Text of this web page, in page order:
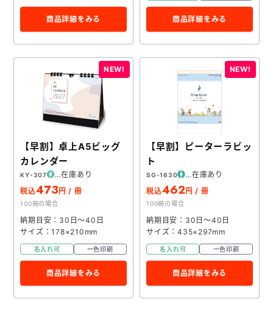
商品詳細をみる 商品詳細をみる
【早割】卓上A5ビッグ
カレンダー
KY-307
在庫あり
税込473 円 / 冊
100冊の場合
納期目安：30日～40日
サイズ：178×210mm
名入れ可 一色印刷
商品詳細をみる
【早割】ピーターラビッ
ト
SG-1630
在庫あり
税込462円 / 冊
100冊の場合
納期目安：30日～40日
サイズ：435×297mm
名入れ可 一色印刷
商品詳細をみる